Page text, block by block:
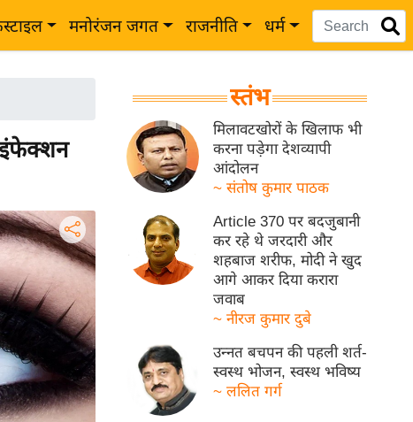
मनोरंजन जगत राजनीति धर्म
स्तंभ
मिलावटखोरों के खिलाफ भी
करना पड़ेगा देशव्यापी
आंदोलन
~ संतोष कुमार पाठक
Article 370 पर बदजुबानी
कर रहे थे जरदारी और
शहबाज शरीफ, मोदी ने खुद
आगे आकर दिया करारा
जवाब
~ नीरज कुमार दुबे
उन्नत बचपन की पहली शर्त-
स्वस्थ भोजन, स्वस्थ भविष्य
~ ललित गर्ग